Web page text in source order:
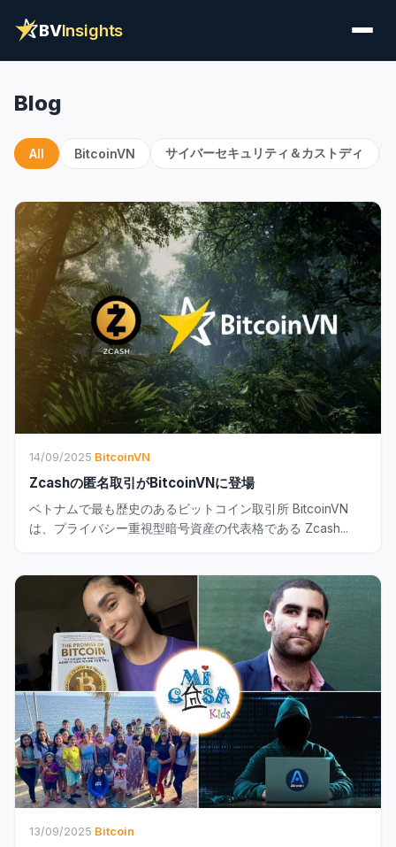
BVInsights
Blog
All BitcoinVN サイバーセキュリティ＆カストディ
14/09/2025·BitcoinVN
Zcashの匿名取引がBitcoinVNに登場
ベトナムで最も歴史のあるビットコイン取引所 BitcoinVN
は、プライバシー重視型暗号資産の代表格である Zcash...
13/09/2025·Bitcoin